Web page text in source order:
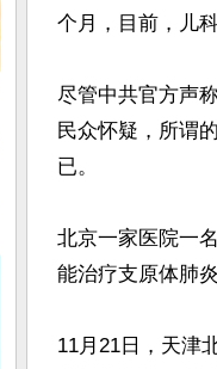
个月，目前，儿
尽管中共官方声
民众怀疑，所谓
已。
北京一家医院一
能治疗支原体肺
11月21日，天津